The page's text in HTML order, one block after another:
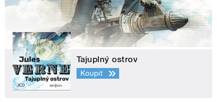
Tajuplný ostrov
Koupit